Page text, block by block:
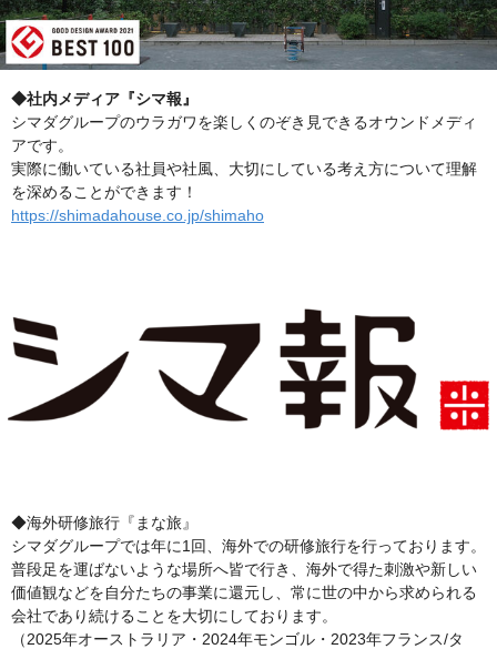
◆社内メディア『シマ報』
シマダグループのウラガワを楽しくのぞき見できるオウンドメディ
アです。
実際に働いている社員や社風、大切にしている考え方について理解
を深めることができます！
https://shimadahouse.co.jp/shimaho
◆海外研修旅行『まな旅』
シマダグループでは年に1回、海外での研修旅行を行っております。
普段足を運ばないような場所へ皆で行き、海外で得た刺激や新しい
価値観などを自分たちの事業に還元し、常に世の中から求められる
会社であり続けることを大切にしております。
（2025年オーストラリア・2024年モンゴル・2023年フランス/タ